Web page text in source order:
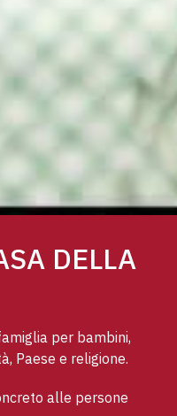
DELLA
per bambini,
Paese e religione.
alle persone